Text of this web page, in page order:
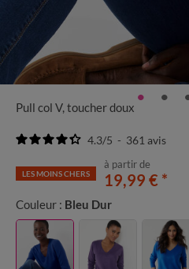
Pull col V, toucher doux
4.3/5 - 361 avis
à partir de
19,99 € *
LES MOINS CHERS
Couleur : Bleu Dur